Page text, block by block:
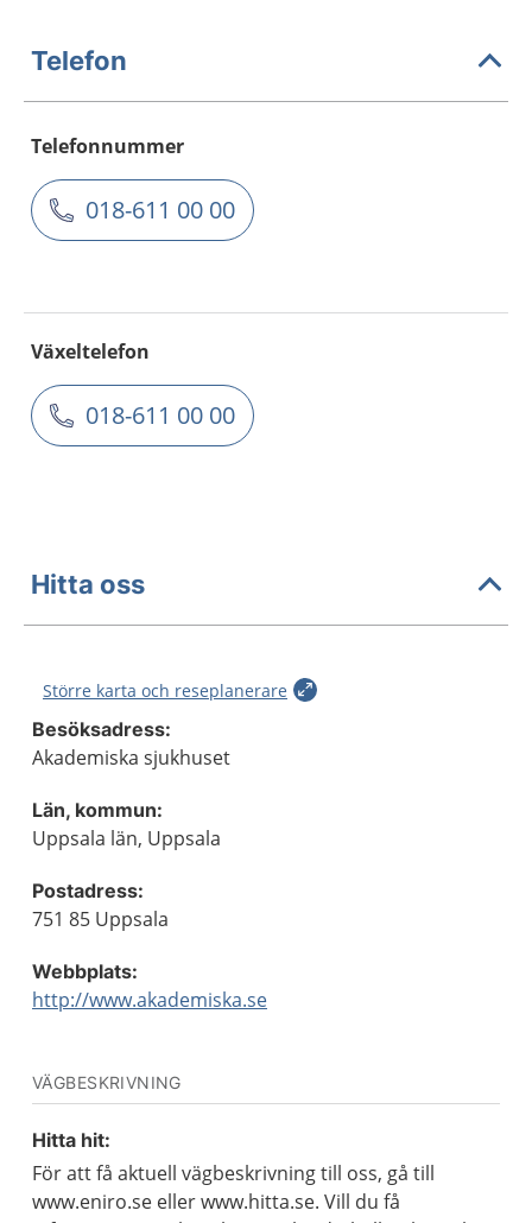
Telefon
Telefonnummer
018-611 00 00
Växeltelefon
018-611 00 00
Hitta oss
Större karta och reseplanerare
Besöksadress:
Akademiska sjukhuset
Län, kommun:
Uppsala län, Uppsala
Postadress:
751 85 Uppsala
Webbplats:
http://www.akademiska.se
VÄGBESKRIVNING
Hitta hit:
För att få aktuell vägbeskrivning till oss, gå till
www.eniro.se eller www.hitta.se. Vill du få